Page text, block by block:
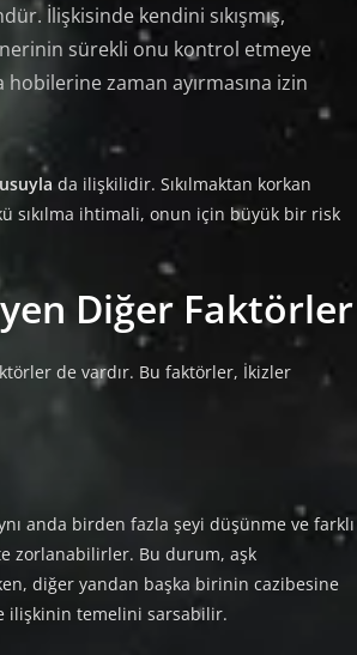
İlişkisinde kendini sıkışmış,
sürekli onu kontrol etmeye
hobilerine zaman ayırmasına izin
da ilişkilidir. Sıkılmaktan korkan
sıkılma ihtimali, onun için büyük bir risk
Diğer Faktörler
de vardır. Bu faktörler, İkizler
anda birden fazla şeyi düşünme ve farklı
zorlanabilirler. Bu durum, aşk
diğer yandan başka birinin cazibesine
ilişkinin temelini sarsabilir.